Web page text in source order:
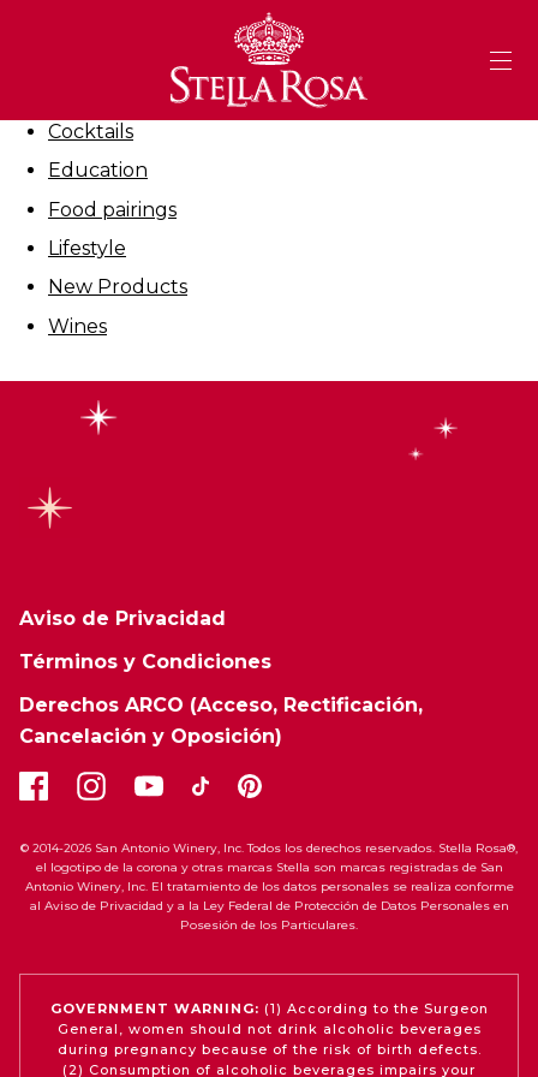
Cocktails
Education
Food pairings
Lifestyle
New Products
Wines
Aviso de Privacidad
Términos y Condiciones
Derechos ARCO (Acceso, Rectificación,
Cancelación y Oposición)
© 2014-2026 San Antonio Winery, Inc. Todos los derechos reservados. Stella Rosa®,
el logotipo de la corona y otras marcas Stella son marcas registradas de San
Antonio Winery, Inc. El tratamiento de los datos personales se realiza conforme
al Aviso de Privacidad y a la Ley Federal de Protección de Datos Personales en
Posesión de los Particulares.
GOVERNMENT WARNING: (1) According to the Surgeon
General, women should not drink alcoholic beverages
during pregnancy because of the risk of birth defects.
(2) Consumption of alcoholic beverages impairs your